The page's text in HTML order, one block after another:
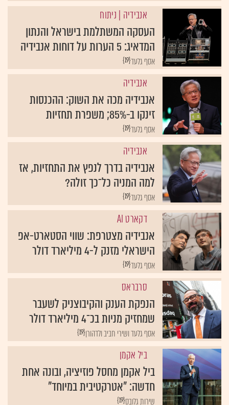
אנבידיה | ניתוח
העסקה המשתלמת בישראל והנתון
המדאיג: 5 הערות על דוחות אנבידיה
{19}אסף גלעד
אנבידיה
אנבידיה מכה את השוק: ההכנסות
זינקו ב-85%; משפרת תחזיות
{19}אסף גלעד
אנבידיה
אנבידיה בדרך לנפץ את התחזיות, אז
למה המניה כל־כך זולה?
{19}אסף גלעד
דקארט AI
אנבידיה מצטרפת: שווי הסטארט-אפ
הישראלי מזנק ל-4 מיליארד דולר
{19}אסף גלעד
סרבראס
הנפקת הענק והקיבוצניק לשעבר
שמחזיק מניות בכ־4 מיליארד דולר
{19}אסף גלעד ושירי חביב ולדהורן
ביל אקמן
ביל אקמן מחסל פוזיציה, ובונה אחת
חדשה: "אטרקטיבית במיוחד"
{19}שירות גלובס